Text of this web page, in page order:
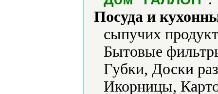
Посуда и
сыпучих
Бытовые
Губки, Доски
Икорницы,